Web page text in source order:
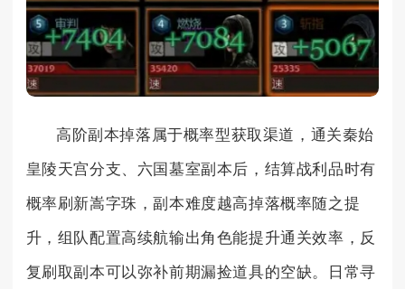
高阶副本掉落属于概率型获取渠道，通关秦始
皇陵天宫分支、六国墓室副本后，结算战利品时有
概率刷新嵩字珠，副本难度越高掉落概率随之提
升，组队配置高续航输出角色能提升通关效率，反
复刷取副本可以弥补前期漏捡道具的空缺。日常寻